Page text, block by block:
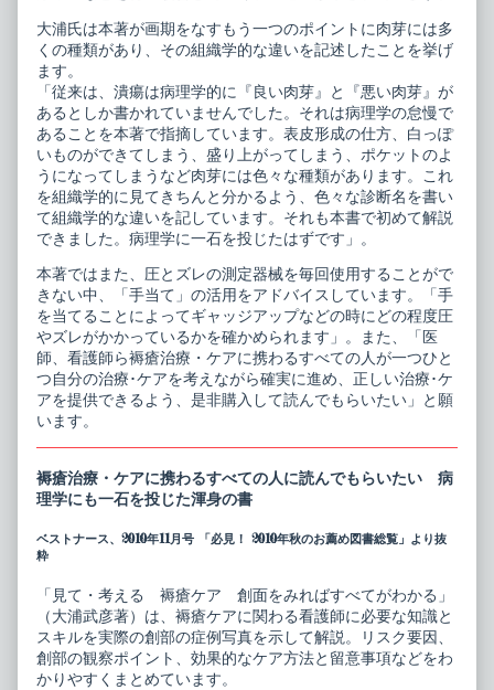
大浦氏は本著が画期をなすもう一つのポイントに肉芽には多
くの種類があり、その組織学的な違いを記述したことを挙げ
ます。
「従来は、潰瘍は病理学的に『良い肉芽』と『悪い肉芽』が
あるとしか書かれていませんでした。それは病理学の怠慢で
あることを本著で指摘しています。表皮形成の仕方、白っぽ
いものができてしまう、盛り上がってしまう、ポケットのよ
うになってしまうなど肉芽には色々な種類があります。これ
を組織学的に見てきちんと分かるよう、色々な診断名を書い
て組織学的な違いを記しています。それも本書で初めて解説
できました。病理学に一石を投じたはずです」。
本著ではまた、圧とズレの測定器械を毎回使用することがで
きない中、「手当て」の活用をアドバイスしています。「手
を当てることによってギャッジアップなどの時にどの程度圧
やズレがかかっているかを確かめられます」。また、「医
師、看護師ら褥瘡治療・ケアに携わるすべての人が一つひと
つ自分の治療･ケアを考えながら確実に進め、正しい治療･ケ
アを提供できるよう、是非購入して読んでもらいたい」と願
います。
褥瘡治療・ケアに携わるすべての人に読んでもらいたい 病
理学にも一石を投じた渾身の書
ベストナース、2010年11月号 「必見！ 2010年秋のお薦め図書総覧」より抜
粋
「見て・考える 褥瘡ケア 創面をみればすべてがわかる」
（大浦武彦著）は、褥瘡ケアに関わる看護師に必要な知識と
スキルを実際の創部の症例写真を示して解説。リスク要因、
創部の観察ポイント、効果的なケア方法と留意事項などをわ
かりやすくまとめています。